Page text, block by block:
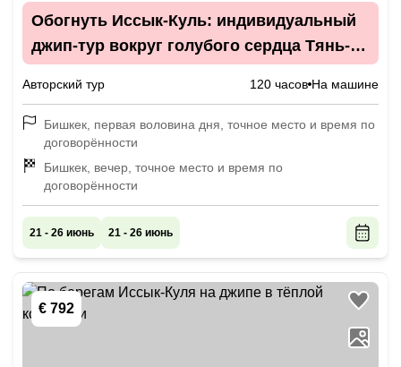
Обогнуть Иссык-Куль: индивидуальный
джип-тур вокруг голубого сердца Тянь-
Авторский тур 120 часов На машине
Бишкек, первая воловина дня, точное место и время по
договорённости
Бишкек, вечер, точное место и время по
договорённости
21 - 26 июнь 21 - 26 июнь
€ 792